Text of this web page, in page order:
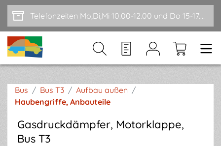
Zum Hauptinhalt springen Telefonzeiten Mo,Di,Mi 10.00-12.00 und Do 15-17.00
Bus / Bus T3 / Aufbau außen /
Haubengriffe, Anbauteile
Gasdruckdämpfer, Motorklappe,
Bus T3